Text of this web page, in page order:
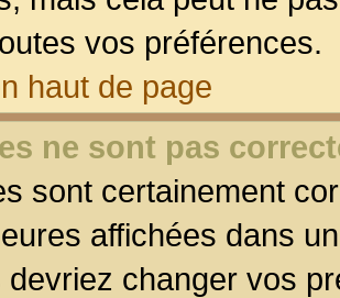
vos préférences.
haut de page
ne sont pas
sont certainement
affichées dans
changer vos